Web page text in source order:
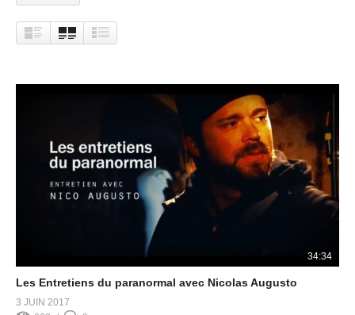
34:34
Les Entretiens du paranormal avec Nicolas Augusto
3 JUIN 2017